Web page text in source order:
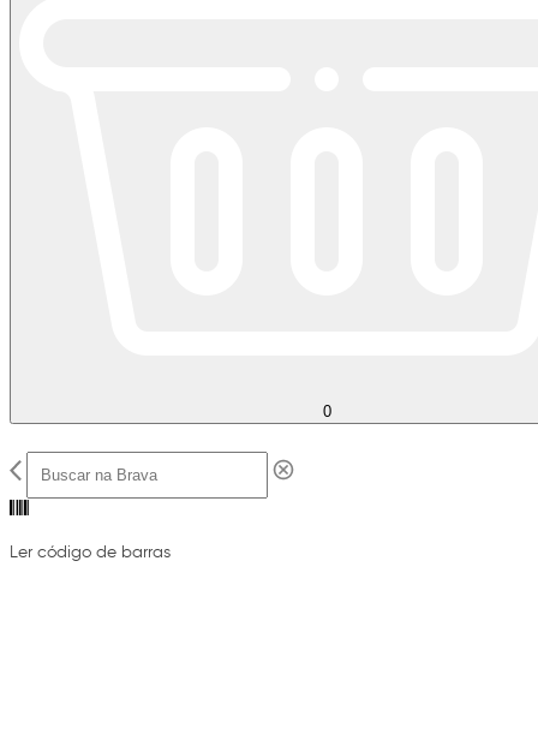
0
Ler código de barras